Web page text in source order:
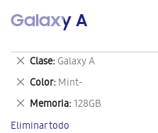
Galaxy A
Clase Galaxy A
Eliminar
este
artículo
Color Mint-
Eliminar
este
artículo
Memoria 128GB
Eliminar
este
Eliminar todo